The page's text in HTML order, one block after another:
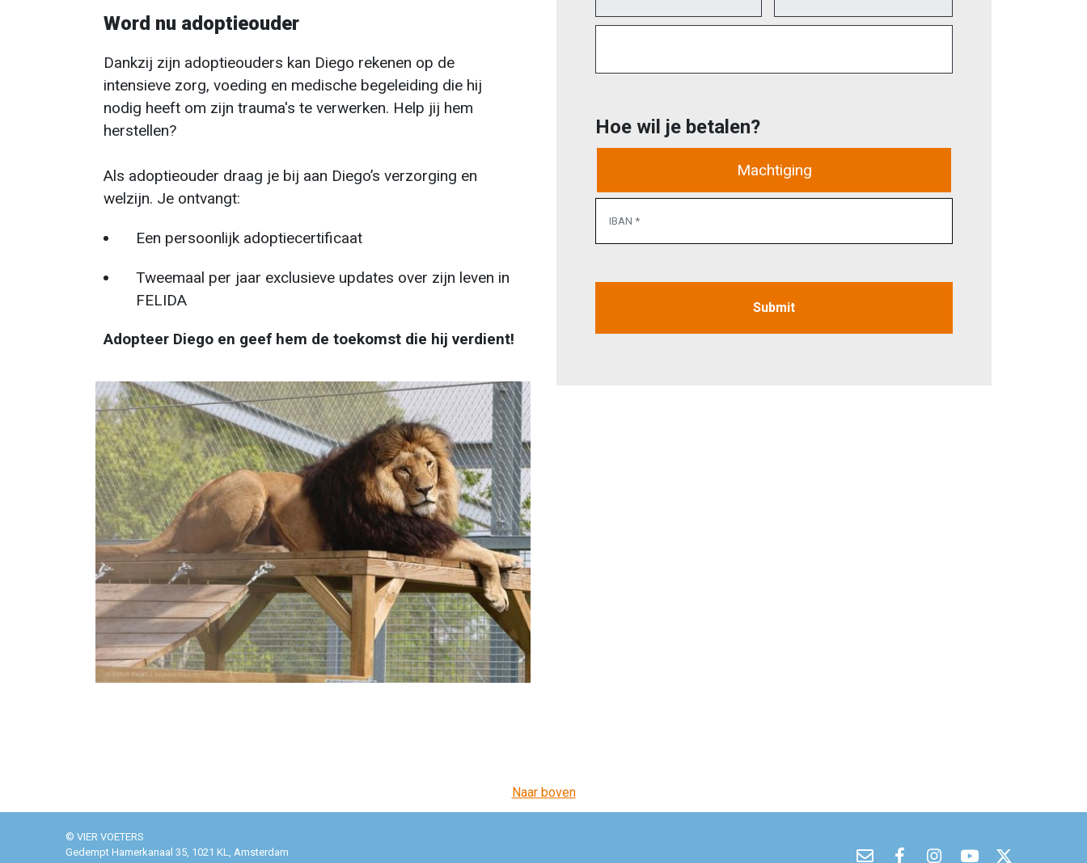
Word nu adoptieouder
Dankzij zijn adoptieouders kan Diego rekenen op de
intensieve zorg, voeding en medische begeleiding die hij
nodig heeft om zijn trauma's te verwerken. Help jij hem
herstellen?
Als adoptieouder draag je bij aan Diego’s verzorging en
welzijn. Je ontvangt:
Een persoonlijk adoptiecertificaat
Tweemaal per jaar exclusieve updates over zijn leven in
FELIDA
Adopteer Diego en geef hem de toekomst die hij verdient!
Hoe wil je betalen?
Machtiging
Submit
Naar boven
© VIER VOETERS
Gedempt Hamerkanaal 35, 1021 KL, Amsterdam